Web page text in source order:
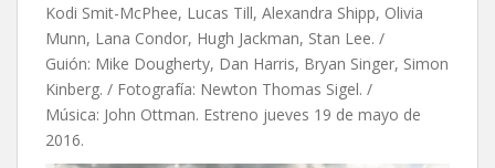
Kodi Smit-McPhee, Lucas Till, Alexandra Shipp, Olivia
Munn, Lana Condor, Hugh Jackman, Stan Lee. /
Guión: Mike Dougherty, Dan Harris, Bryan Singer, Simon
Kinberg. / Fotografía: Newton Thomas Sigel. /
Música: John Ottman. Estreno jueves 19 de mayo de
2016.